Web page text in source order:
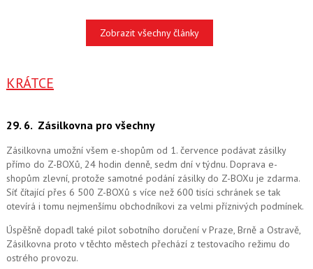
Zobrazit všechny články
KRÁTCE
29. 6. Zásilkovna pro všechny
Zásilkovna umožní všem e-shopům od 1. července podávat zásilky
přímo do Z-BOXů, 24 hodin denně, sedm dní v týdnu. Doprava e-
shopům zlevní, protože samotné podání zásilky do Z-BOXu je zdarma.
Síť čítající přes 6 500 Z-BOXů s více než 600 tisíci schránek se tak
otevírá i tomu nejmenšímu obchodníkovi za velmi příznivých podmínek.
Úspěšně dopadl také pilot sobotního doručení v Praze, Brně a Ostravě,
Zásilkovna proto v těchto městech přechází z testovacího režimu do
ostrého provozu.